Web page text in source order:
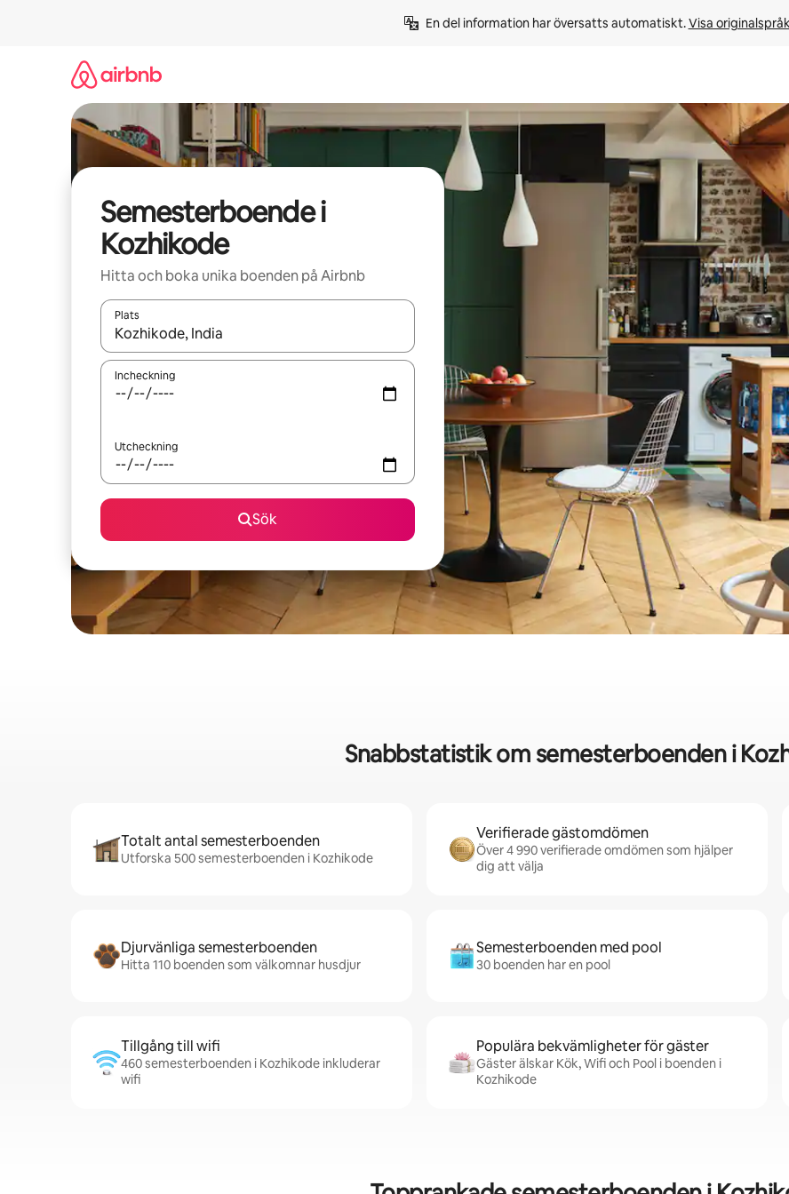
En del information har översatts automatiskt. Visa originalspråk
Semesterboende i
Kozhikode
Hitta och boka unika boenden på Airbnb
Plats
När resultaten är tillgängliga kan du navigera med upp- och nedåtpilarna eller utforska genom att trycka eller svepa.
Incheckning
Utcheckning
Sök
Snabbstatistik om semesterboenden i
Totalt antal semesterboenden
Utforska 500 semesterboenden i Kozhikode
Verifierade gästomdömen
Över 4 990 verifierade omdömen som hjälper
dig att välja
Djurvänliga semesterboenden
Hitta 110 boenden som välkomnar husdjur
Semesterboenden med pool
30 boenden har en pool
Tillgång till wifi
460 semesterboenden i Kozhikode inkluderar
wifi
Populära bekvämligheter för gäster
Gäster älskar Kök, Wifi och Pool i boenden i
Kozhikode